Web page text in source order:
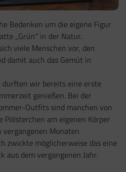
Bedenken um die eigene Figur
„Grün“ in der Natur.
viele Menschen vor, den
damit auch das Gemüt in
durften wir bereits eine erste
genießen. Bei der
Outfits sind manchen von
am eigenen Körper
Monaten
zwickte möglicherweise das eine
aus dem vergangenen Jahr.